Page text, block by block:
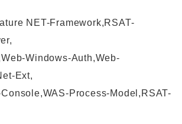
NET-Framework,RSAT-
Windows-Auth,Web-
Ext,
Process-Model,RSAT-